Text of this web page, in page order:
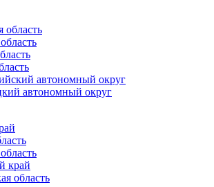
область
автономный округ
автономный округ
край
область